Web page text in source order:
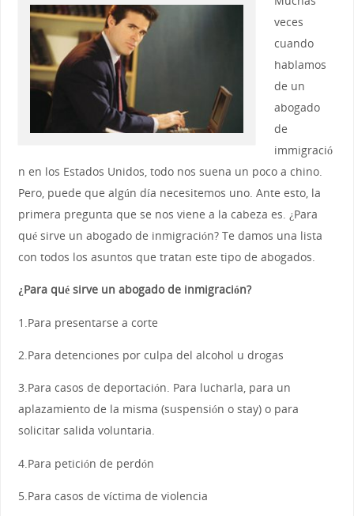
veces
cuando
hablamos
de un
abogado
de
immigració
n en los Estados Unidos, todo nos suena un poco a chino.
Pero, puede que algún día necesitemos uno. Ante esto, la
primera pregunta que se nos viene a la cabeza es. ¿Para
qué sirve un abogado de inmigración? Te damos una lista
con todos los asuntos que tratan este tipo de abogados.
¿Para qué sirve un abogado de inmigración?
1.Para presentarse a corte
2.Para detenciones por culpa del alcohol u drogas
3.Para casos de deportación. Para lucharla, para un
aplazamiento de la misma (suspensión o stay) o para
solicitar salida voluntaria.
4.Para petición de perdón
5.Para casos de víctima de violencia